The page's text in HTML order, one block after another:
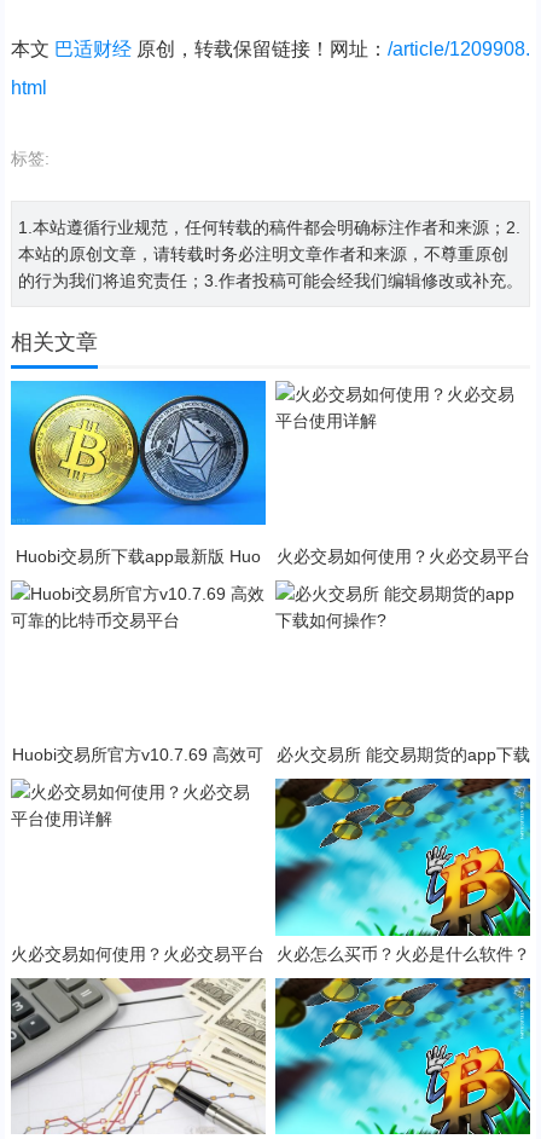
本文 巴适财经原创，转载保留链接！网址： /article/1209908.
html
标签:
1.本站遵循行业规范，任何转载的稿件都会明确标注作者和来源；2.
本站的原创文章，请转载时务必注明文章作者和来源，不尊重原创
的行为我们将追究责任；3.作者投稿可能会经我们编辑修改或补充。
相关文章
Huobi交易所下载app最新版 Huo
火必交易如何使用？火必交易平台
Huobi交易所官方v10.7.69 高效可
必火交易所 能交易期货的app下载
如何操作?
火必交易如何使用？火必交易平台
使用详解
火必怎么买币？火必是什么软件？